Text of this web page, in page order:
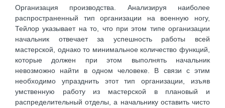
Организация производства. Анализируя наиболее
распространенный тип организации на военную ногу,
Тейлор указывает на то, что при этом типе организации
начальник отвечает за успешность работы всей
мастерской, однако то минимальное количество функций,
которые должен при этом выполнять начальник
невозможно найти в одном человеке. В связи с этим
необходимо упразднить этот тип организации, изъяв
умственную работу из мастерской в плановый и
распределительный отделы, а начальнику оставить чисто